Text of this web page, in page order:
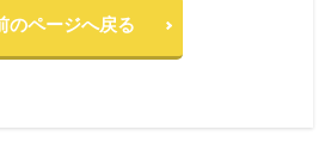
のページへ戻る